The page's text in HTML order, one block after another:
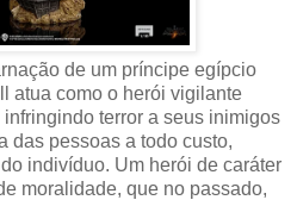
de um príncipe egípcio
atua como o herói vigilante
terror a seus inimigos
das pessoas a todo custo,
indivíduo. Um herói de caráter
moralidade, que no passado,